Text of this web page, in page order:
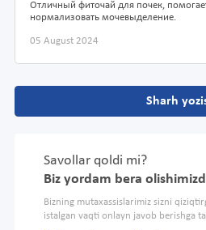
Отличный фиточай для почек,
нормализовать мочевыделение.
05 August 2024
Sharh
Savollar qoldi mi?
Biz yordam bera
Bizning mutaxassislarimiz sizni
istalgan vaqti onlayn javob berishga